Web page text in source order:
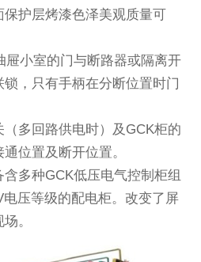
护层烤漆色泽美观质量可
小室的门与断路器或隔离开
，只有手柄在分断位置时门
多回路供电时）及GCK柜的
位置及断开位置。
多种GCK低压电气控制柜组
压等级的配电柜。改变了屏
。